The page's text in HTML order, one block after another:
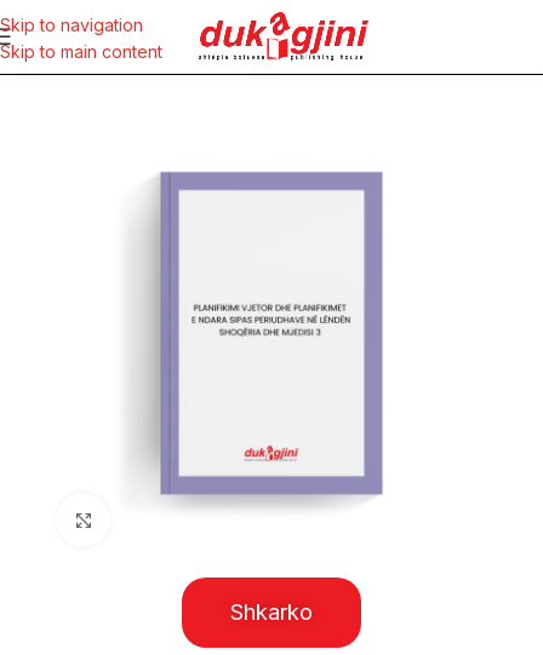
Skip to navigation
Skip to main content
Shkarko